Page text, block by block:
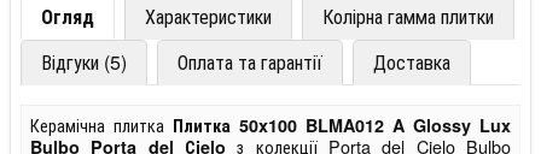
Огляд Характеристики
Колірна гамма плитки
Відгуки (5)
Оплата та гарантії Доставка
Керамічна плитка Плитка 50x100 BLMA012 A Glossy Lux
Bulbo Porta del Сielo з колекції Porta del Cielo Bulbo